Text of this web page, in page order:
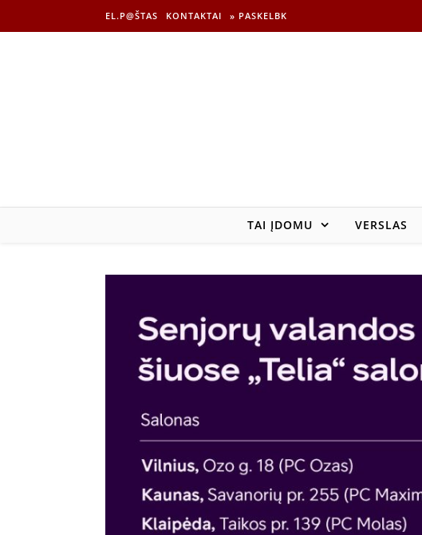
EL.P@ŠTAS KONTAKTAI » PASKELBK
TAI ĮDOMU VERSLAS